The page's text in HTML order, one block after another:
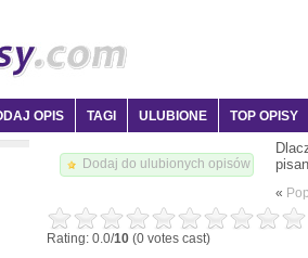
OPIS TAGI ULUBIONE TOP OPISY
Dodaj do ulubionych opisów
«
Rating: 0.0/10 (0 votes cast)